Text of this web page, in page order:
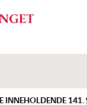
INNEHOLDENDE 141.